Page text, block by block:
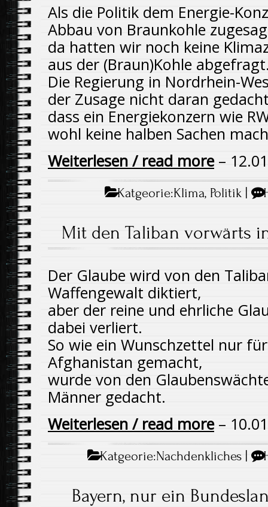
Als die Politik dem Energie-
Abbau von Braunkohle
da hatten wir noch keine
aus der (Braun)Kohle
Die Regierung in Nordrhein-
der Zusage nicht daran
dass ein Energiekonzern wie
wohl keine halben Sachen
Weiterlesen / read more–
Katgeorie:Klima, Politik |
Mit den Taliban vorwärts
Der Glaube wird von den
Waffengewalt diktiert,
aber der reine und ehrliche
dabei verliert.
So wie ein Wunschzettel nur
Afghanistan gemacht,
wurde von den
Männer gedacht.
Weiterlesen / read more–
Katgeorie:Nachdenkliches |
Bayern, nur ein